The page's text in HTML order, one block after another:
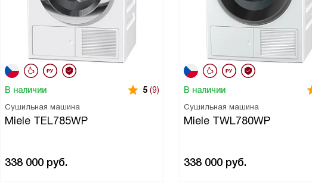
В наличии 5 (9)
Сушильная машина
Miele TEL785WP
338 000 руб.
В наличии
Сушильная машина
Miele TWL780WP
338 000 руб.